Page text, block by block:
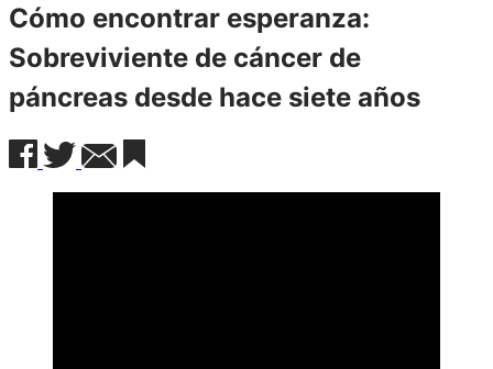
Cómo encontrar esperanza:
Sobreviviente de cáncer de
páncreas desde hace siete años